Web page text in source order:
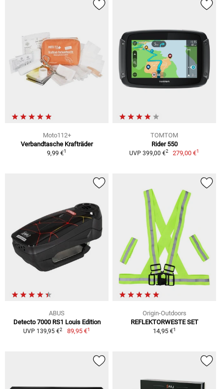
Moto112+
Verbandtasche Krafträder
9,99 €1
TOMTOM
Rider 550
UVP 399,00 €2 279,00 €1
ABUS
Detecto 7000 RS1 Louis Edition
UVP 139,95 €2 89,95 €1
Origin-Outdoors
REFLEKTORWESTE SET
14,95 €1